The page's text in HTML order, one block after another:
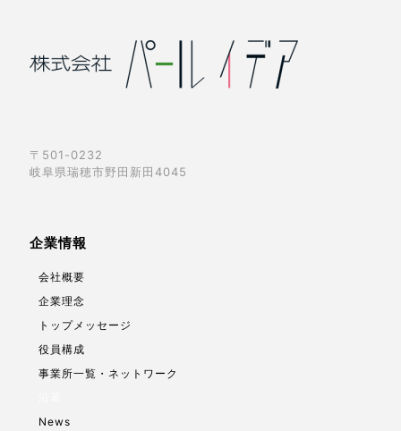
〒501-0232
岐阜県瑞穂市野田新田4045
企業情報
会社概要
企業理念
トップメッセージ
役員構成
事業所一覧・ネットワーク
News